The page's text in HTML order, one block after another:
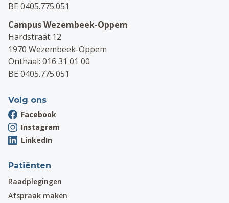
BE 0405.775.051
Campus Wezembeek-Oppem
Hardstraat 12
1970 Wezembeek-Oppem
Onthaal: 016 31 01 00
BE 0405.775.051
Volg ons
Facebook
Instagram
LinkedIn
Patiënten
Raadplegingen
Afspraak maken